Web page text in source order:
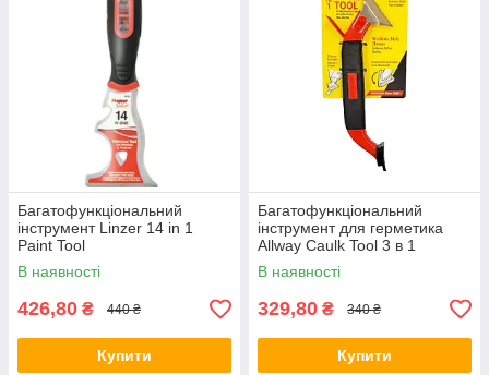
Багатофункціональний
інструмент Linzer 14 in 1
Paint Tool
В наявності
426,80 ₴ 440 ₴
Купити
Багатофункціональний
інструмент для герметика
Allway Caulk Tool 3 в 1
В наявності
329,80 ₴ 340 ₴
Купити